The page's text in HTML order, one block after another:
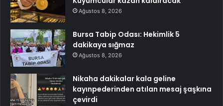
Ağustos 8, 2026
Bursa Tabip Odası: Hekimlik 5
dakikaya sığmaz
Ağustos 8, 2026
Nikaha dakikalar kala geline
kayınpederinden atılan mesaj şaşkına
çevirdi